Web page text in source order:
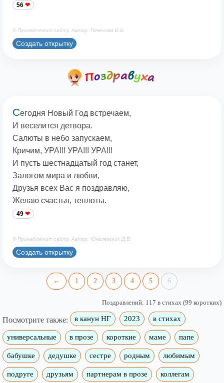
56
© Принадлежит сайту. Автор: Печенова В.В.
Создать открытку
Сегодня Новый Год встречаем,
И веселится детвора.
Салюты в небо запускаем,
Кричим, УРА!!! УРА!!! УРА!!!
И пусть шестнадцатый год станет,
Залогом мира и любви,
Друзья всех Вас я поздравляю,
Желаю счастья, теплоты.
49
© Принадлежит сайту. Автор: Юкалевских Д.В.
Создать открытку
← 1 2 3 4 5 6
Поздравлений: 117 в стихах (99 коротких)
Посмотрите также: в канун НГ 2023 в стихах
универсальные в прозе короткие маме папе
бабушке дедушке сестре родным любимым
подруге друзьям партнерам в прозе коллегам